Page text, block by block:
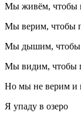
Мы живём, чтобы
Мы верим, чтобы
Мы дышим, чтобы
Мы видим, чтобы
Но мы не верим
Я упаду в озеро